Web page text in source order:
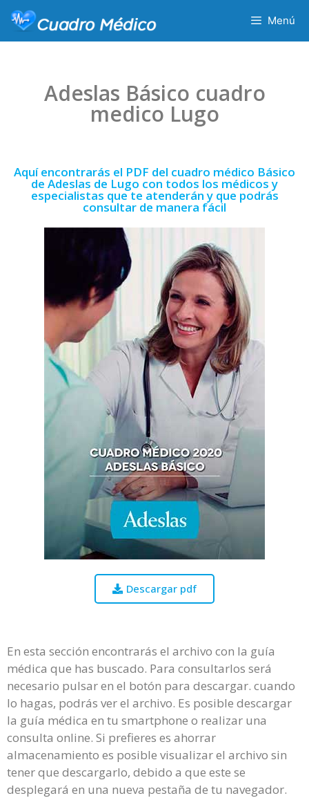
Menú
Adeslas Básico cuadro
medico Lugo
Aquí encontrarás el PDF del cuadro médico Básico
de Adeslas de Lugo con todos los médicos y
especialistas que te atenderán y que podrás
consultar de manera fácil
Descargar pdf
En esta sección encontrarás el archivo con la guía
médica que has buscado. Para consultarlos será
necesario pulsar en el botón para descargar. cuando
lo hagas, podrás ver el archivo. Es posible descargar
la guía médica en tu smartphone o realizar una
consulta online. Si prefieres es ahorrar
almacenamiento es posible visualizar el archivo sin
tener que descargarlo, debido a que este se
desplegará en una nueva pestaña de tu navegador.